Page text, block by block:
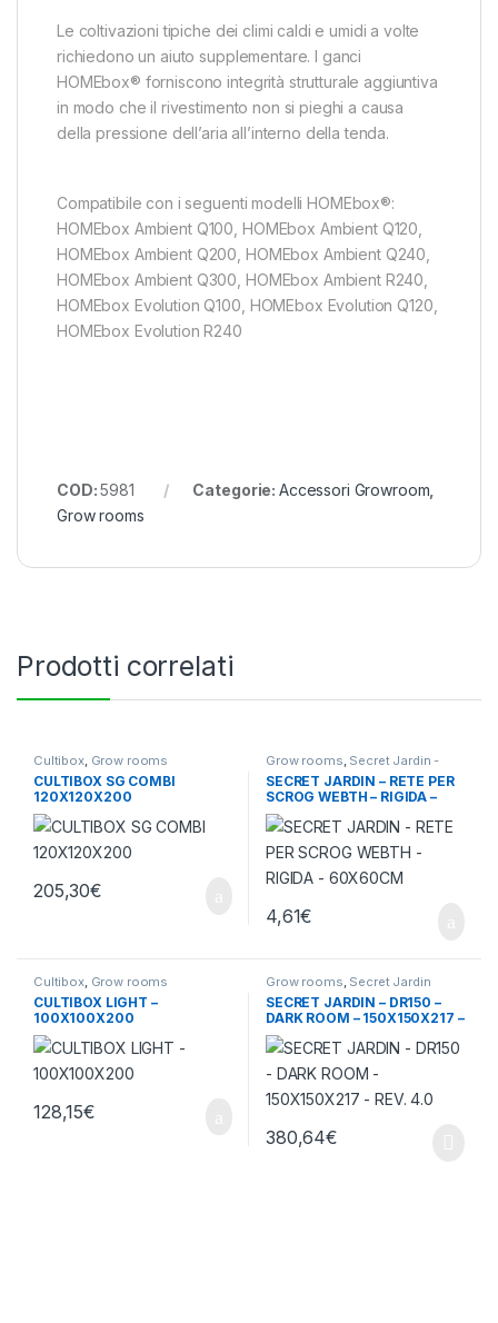
Le coltivazioni tipiche dei climi caldi e umidi a volte
richiedono un aiuto supplementare. I ganci
HOMEbox® forniscono integrità strutturale aggiuntiva
in modo che il rivestimento non si pieghi a causa
della pressione dell’aria all’interno della tenda.
Compatibile con i seguenti modelli HOMEbox®:
HOMEbox Ambient Q100, HOMEbox Ambient Q120,
HOMEbox Ambient Q200, HOMEbox Ambient Q240,
HOMEbox Ambient Q300, HOMEbox Ambient R240,
HOMEbox Evolution Q100, HOMEbox Evolution Q120,
HOMEbox Evolution R240
COD:5981 Categorie: Accessori Growroom
Grow rooms
Prodotti correlati
Cultibox, Grow rooms
CULTIBOX SG COMBI
120X120X200
205,30€
Grow rooms, Secret Jardin -
Accessori
SECRET JARDIN – RETE PER
SCROG WEBTH – RIGIDA –
60X60CM
4,61€
Cultibox, Grow rooms
CULTIBOX LIGHT –
100X100X200
128,15€
Grow rooms Secret Jardin
SECRET JARDIN – DR150 –
DARK ROOM – 150X150X217 –
REV. 4.0
380,64€